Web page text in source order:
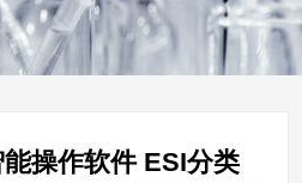
操作软件 ESI分类